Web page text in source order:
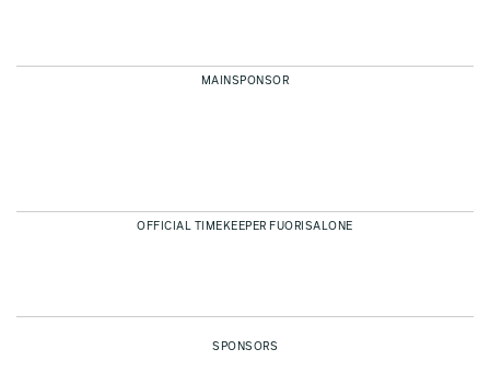
MAINSPONSOR
OFFICIAL TIMEKEEPER FUORISALONE
SPONSORS